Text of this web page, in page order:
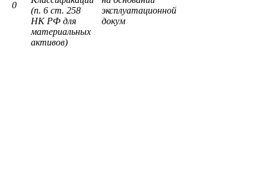
0
(п. 6 ст. 258
НК РФ для
материальных
активов)
эксплуатационной
докум